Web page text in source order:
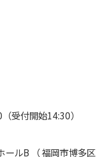
受付開始14:30）
ールB （ 福岡市博多区